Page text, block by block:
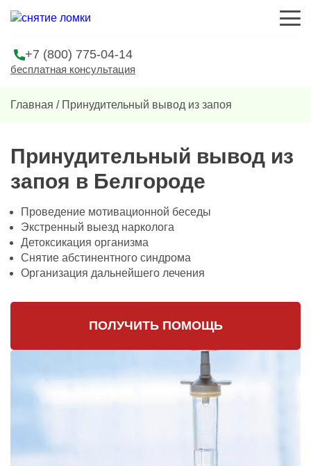
+7 (800) 775-04-14
бесплатная консультация
Главная / Принудительный вывод из запоя
Принудительный вывод из
запоя в Белгороде
Проведение мотивационной беседы
Экстренный выезд нарколога
Детоксикация организма
Снятие абстинентного синдрома
Организация дальнейшего лечения
ПОЛУЧИТЬ ПОМОЩЬ